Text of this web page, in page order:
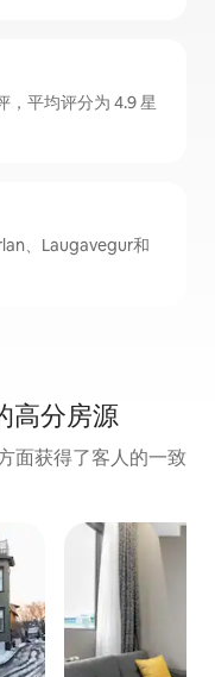
，平均评分为 4.9 星
、Laugavegur和
高分房源
面获得了客人的一致